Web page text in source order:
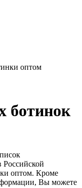
оптом
ботинок
Российской
оптом. Кроме
Вы можете